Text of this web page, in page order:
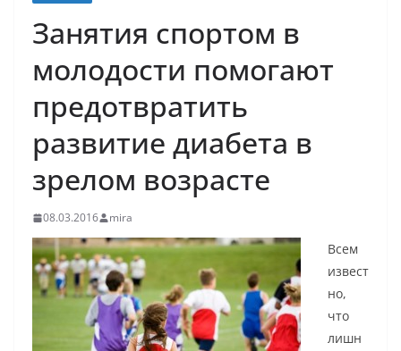
Занятия спортом в
молодости помогают
предотвратить
развитие диабета в
зрелом возрасте
08.03.2016 mira
Всем
извест
но,
что
лишн